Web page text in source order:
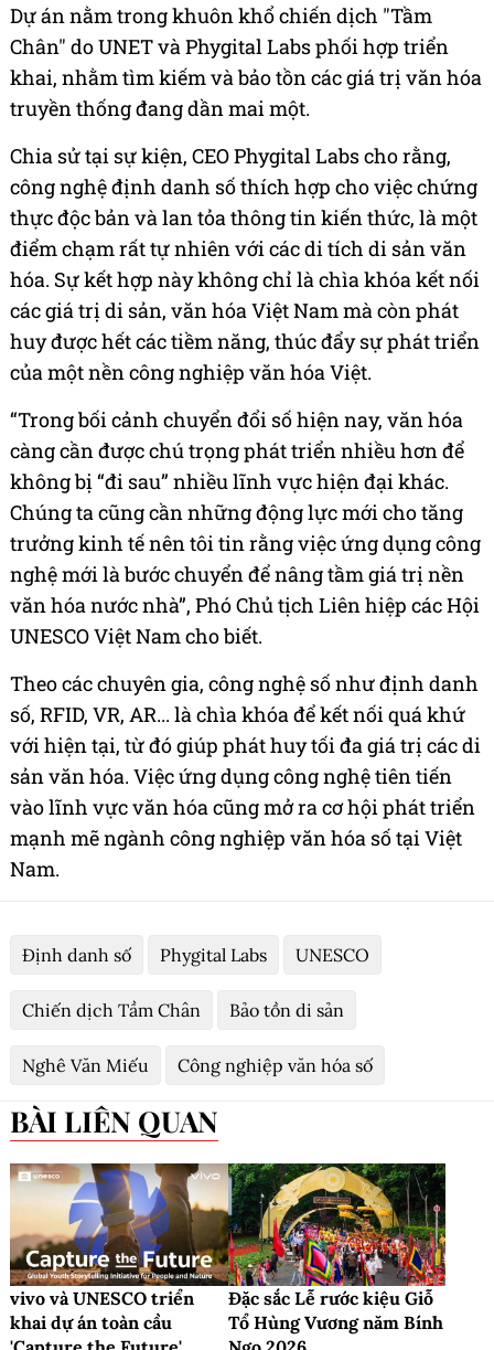
Dự án nằm trong khuôn khổ chiến dịch "Tầm
Chân" do UNET và Phygital Labs phối hợp triển
khai, nhằm tìm kiếm và bảo tồn các giá trị văn hóa
truyền thống đang dần mai một.
Chia sử tại sự kiện, CEO Phygital Labs cho rằng,
công nghệ định danh số thích hợp cho việc chứng
thực độc bản và lan tỏa thông tin kiến thức, là một
điểm chạm rất tự nhiên với các di tích di sản văn
hóa. Sự kết hợp này không chỉ là chìa khóa kết nối
các giá trị di sản, văn hóa Việt Nam mà còn phát
huy được hết các tiềm năng, thúc đẩy sự phát triển
của một nền công nghiệp văn hóa Việt.
“Trong bối cảnh chuyển đổi số hiện nay, văn hóa
càng cần được chú trọng phát triển nhiều hơn để
không bị “đi sau” nhiều lĩnh vực hiện đại khác.
Chúng ta cũng cần những động lực mới cho tăng
trưởng kinh tế nên tôi tin rằng việc ứng dụng công
nghệ mới là bước chuyển để nâng tầm giá trị nền
văn hóa nước nhà”, Phó Chủ tịch Liên hiệp các Hội
UNESCO Việt Nam cho biết.
Theo các chuyên gia, công nghệ số như định danh
số, RFID, VR, AR... là chìa khóa để kết nối quá khứ
với hiện tại, từ đó giúp phát huy tối đa giá trị các di
sản văn hóa. Việc ứng dụng công nghệ tiên tiến
vào lĩnh vực văn hóa cũng mở ra cơ hội phát triển
mạnh mẽ ngành công nghiệp văn hóa số tại Việt
Nam.
Định danh số Phygital Labs UNESCO
Chiến dịch Tầm Chân Bảo tồn di sản
Nghê Văn Miếu Công nghiệp văn hóa số
BÀI LIÊN QUAN
vivo và UNESCO triển
khai dự án toàn cầu
Đặc sắc Lễ rước kiệu Giỗ
Tổ Hùng Vương năm Bính